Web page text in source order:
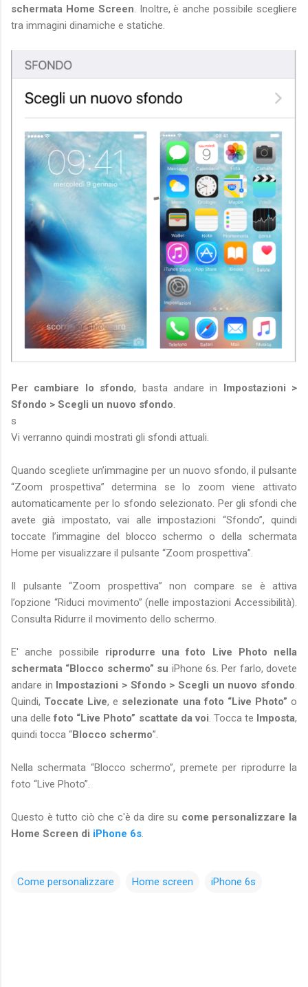
schermata Home Screen. Inoltre, è anche possibile scegliere
tra immagini dinamiche e statiche.
Per cambiare lo sfondo, basta andare in Impostazioni >
Sfondo > Scegli un nuovo sfondo.
s
Vi verranno quindi mostrati gli sfondi attuali.
Quando scegliete un’immagine per un nuovo sfondo, il pulsante
“Zoom prospettiva” determina se lo zoom viene attivato
automaticamente per lo sfondo selezionato. Per gli sfondi che
avete già impostato, vai alle impostazioni “Sfondo”, quindi
toccate l’immagine del blocco schermo o della schermata
Home per visualizzare il pulsante “Zoom prospettiva”.
Il pulsante “Zoom prospettiva” non compare se è attiva
l’opzione “Riduci movimento” (nelle impostazioni Accessibilità).
Consulta Ridurre il movimento dello schermo.
E' anche possibile riprodurre una foto Live Photo nella
schermata “Blocco schermo” su iPhone 6s. Per farlo, dovete
andare in Impostazioni > Sfondo > Scegli un nuovo sfondo.
Quindi, Toccate Live, e selezionate una foto “Live Photo” o
una dellefoto “Live Photo” scattate da voi. Tocca te Imposta,
quindi tocca “Blocco schermo”.
Nella schermata “Blocco schermo”, premete per riprodurre la
foto “Live Photo”.
Questo è tutto ciò che c'è da dire su come personalizzare la
Home Screen di iPhone 6s.
Come personalizzare Home screen iPhone 6s